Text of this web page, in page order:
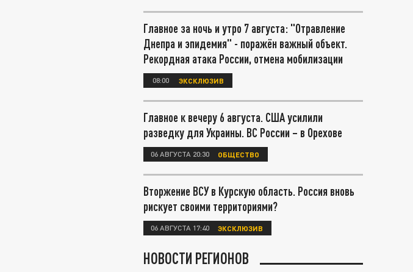
Главное за ночь и утро 7 августа: "Отравление
Днепра и эпидемия" - поражён важный объект.
Рекордная атака России, отмена мобилизации
08:00 ЭКСКЛЮЗИВ
Главное к вечеру 6 августа. США усилили
разведку для Украины. ВС России – в Орехове
06 АВГУСТА 20:30 ОБЩЕСТВО
Вторжение ВСУ в Курскую область. Россия вновь
рискует своими территориями?
06 АВГУСТА 17:40 ЭКСКЛЮЗИВ
НОВОСТИ РЕГИОНОВ